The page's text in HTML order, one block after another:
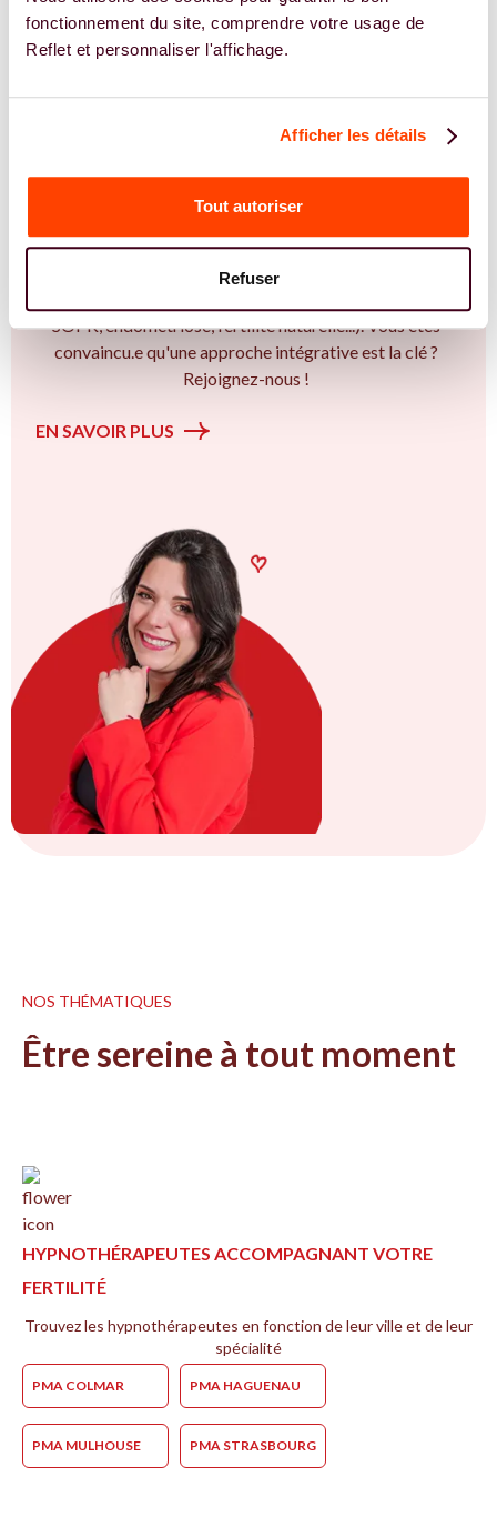
fonctionnement du site, comprendre votre usage de
Reflet et personnaliser l'affichage.
Afficher les détails
Tout autoriser
Refuser
REJOIGNEZ NOS EXPERTES EN HYPNOSE POUR LA
Vous êtes Hypnothérapeute et accompagnez
vos patientes en parcours de fertilité ?
Vous êtes Hypnothérapeute expert.e dans
l'accompagnement des femmes et des couples sur la
SOPK, endométriose, fertilité naturelle...). Vous êtes
convaincu.e qu'une approche intégrative est la clé ?
Rejoignez-nous !
EN SAVOIR PLUS
NOS THÉMATIQUES
Être sereine à tout moment
HYPNOTHÉRAPEUTES ACCOMPAGNANT VOTRE
FERTILITÉ
Trouvez les hypnothérapeutes en fonction de leur ville et de leur
spécialité
PMA COLMAR PMA HAGUENAU
PMA MULHOUSE PMA STRASBOURG